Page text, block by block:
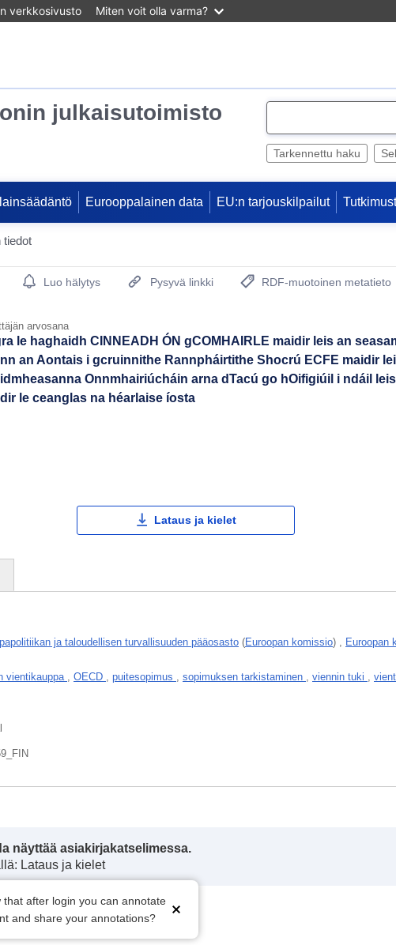
verkkosivusto Miten voit olla varma?
julkaisutoimisto
e
Tarkennettu haku
Eurooppalainen data EU:n tarjouskilpailut
tiedot
Portlet
Luo hälytys Pysyvä linkki
RDF-muotoinen metatieto
arvosana
le haghaidh CINNEADH ÓN gCOMHAIRLE maidir leis an
an Aontais i gcruinnithe Rannpháirtithe Shocrú ECFE maidir
Onnmhairiúcháin arna dTacú go hOifigiúil i ndáil
le ceanglas na héarlaise íosta
Lataus ja kielet
ja taloudellisen turvallisuuden pääosasto (Euroopan komissio) , Euroopan
vientikauppa , OECD , puitesopimus , sopimuksen tarkistaminen , viennin tuki ,
näyttää asiakirjakatselimessa.
Lataus ja kielet
that after login you can annotate
and share your annotations?